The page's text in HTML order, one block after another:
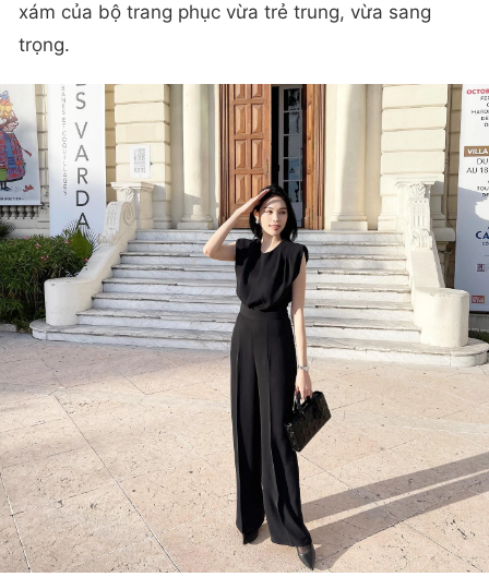
xám của bộ trang phục vừa trẻ trung, vừa sang
trọng.